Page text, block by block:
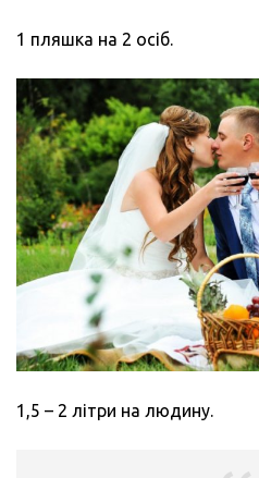
1 пляшка на 2 осіб.
1,5 – 2 літри на людину.